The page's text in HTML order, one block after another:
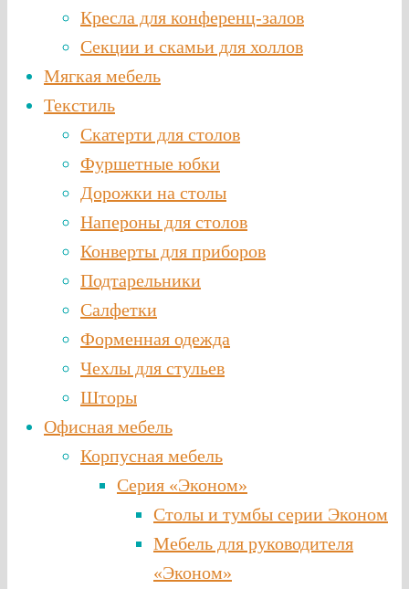
Кресла для конференц-залов
Секции и скамьи для холлов
Мягкая мебель
Текстиль
Скатерти для столов
Фуршетные юбки
Дорожки на столы
Напероны для столов
Конверты для приборов
Подтарельники
Салфетки
Форменная одежда
Чехлы для стульев
Шторы
Офисная мебель
Корпусная мебель
Серия «Эконом»
Столы и тумбы серии Эконом
Мебель для руководителя
«Эконом»